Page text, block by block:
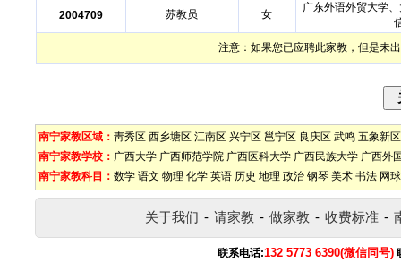
2004709 苏教员 女
广东外语外贸大学
注意：如果您已应聘此家教，但是未
南宁家教区域： 靑秀区 西乡塘区 江南区 兴宁区 邕宁区 良庆区 武鸣 五象新区
南宁家教学校： 广西大学 广西师范学院 广西医科大学 广西民族大学 广西外
南宁家教科目： 数学 语文 物理 化学 英语 历史 地理 政治 钢琴 美术 书法 网球
关于我们 - 请家教 - 做家教 - 收费标准 -
联系电话:132 5773 6390(微信同号)